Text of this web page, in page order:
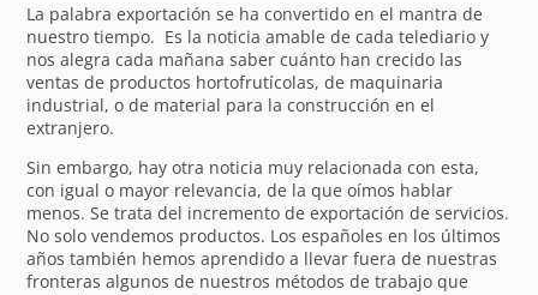
La palabra exportación se ha convertido en el mantra de
nuestro tiempo. Es la noticia amable de cada telediario y
nos alegra cada mañana saber cuánto han crecido las
ventas de productos hortofrutícolas, de maquinaria
industrial, o de material para la construcción en el
extranjero.
Sin embargo, hay otra noticia muy relacionada con esta,
con igual o mayor relevancia, de la que oímos hablar
menos. Se trata del incremento de exportación de servicios.
No solo vendemos productos. Los españoles en los últimos
años también hemos aprendido a llevar fuera de nuestras
fronteras algunos de nuestros métodos de trabajo que